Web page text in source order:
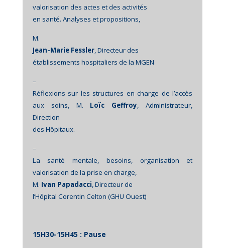
valorisation des actes et des activités
en santé. Analyses et propositions,
M.
Jean-Marie Fessler, Directeur des
établissements hospitaliers de la MGEN
–
Réflexions sur les structures en charge de l’accès
aux soins, M. Loïc Geffroy, Administrateur,
Direction
des Hôpitaux.
–
La santé mentale, besoins, organisation et
valorisation de la prise en charge,
M. Ivan Papadacci, Directeur de
l’Hôpital Corentin Celton (GHU Ouest)
15H30-15H45 : Pause